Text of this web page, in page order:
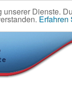
Dienste.
Erfahren